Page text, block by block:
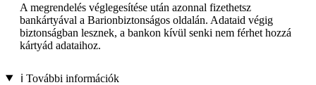
A megrendelés véglegesítése után azonnal fizethetsz
bankártyával a Barionbiztonságos oldalán. Adataid végig
biztonságban lesznek, a bankon kívül senki nem férhet hozzá
kártyád adataihoz.
ℹ️ További információk